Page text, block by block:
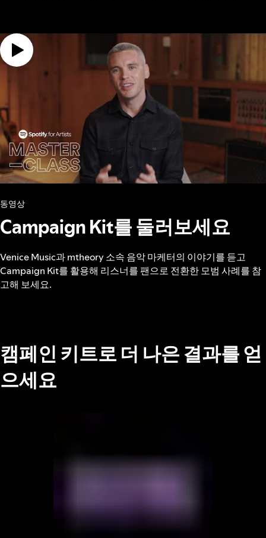
동영상
Campaign Kit를 둘러보세요
Venice Music과 mtheory 소속 음악 마케터의 이야기를 듣고
Campaign Kit를 활용해 리스너를 팬으로 전환한 모범 사례를 참
고해 보세요.
캠페인 키트로 더 나은 결과를 얻
으세요